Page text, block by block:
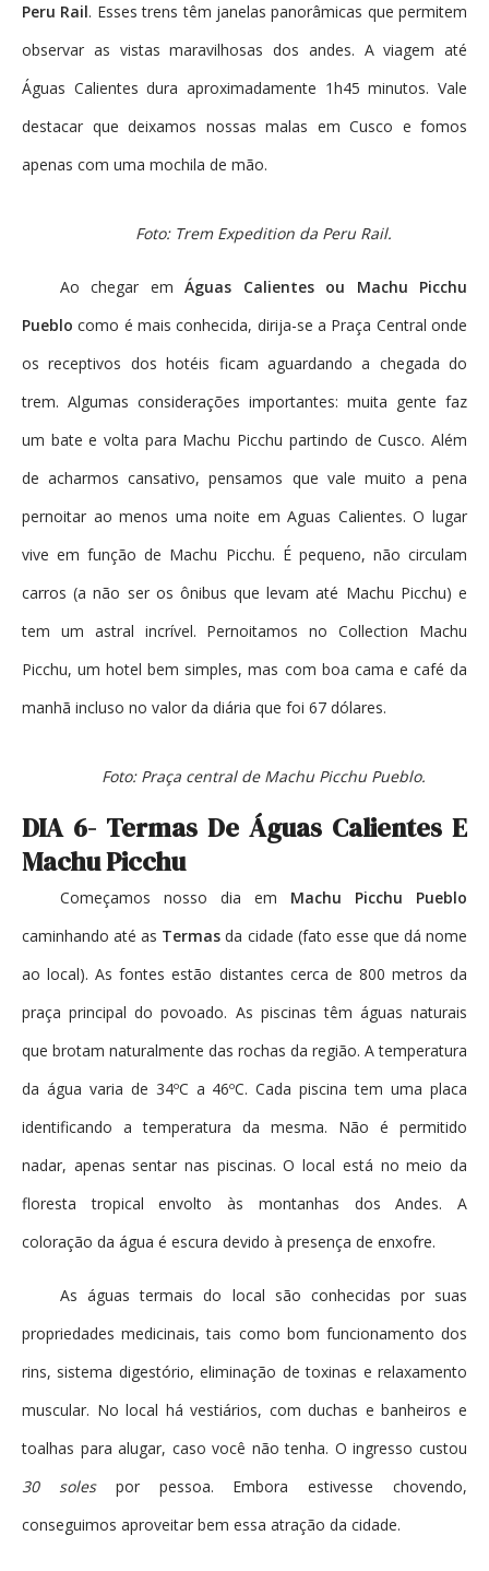
Peru Rail. Esses trens têm janelas panorâmicas que permitem
observar as vistas maravilhosas dos andes. A viagem até
Águas Calientes dura aproximadamente 1h45 minutos. Vale
destacar que deixamos nossas malas em Cusco e fomos
apenas com uma mochila de mão.
Foto: Trem Expedition da Peru Rail.
Ao chegar emÁguas Calientes ou Machu Picchu
Pueblo como é mais conhecida, dirija-se a Praça Central onde
os receptivos dos hotéis ficam aguardando a chegada do
trem. Algumas considerações importantes: muita gente faz
um bate e volta para Machu Picchu partindo de Cusco. Além
de acharmos cansativo, pensamos que vale muito a pena
pernoitar ao menos uma noite em Aguas Calientes. O lugar
vive em função de Machu Picchu. É pequeno, não circulam
carros (a não ser os ônibus que levam até Machu Picchu) e
tem um astral incrível. Pernoitamos no Collection Machu
Picchu, um hotel bem simples, mas com boa cama e café da
manhã incluso no valor da diária que foi 67 dólares.
Foto: Praça central de Machu Picchu Pueblo.
DIA 6- Termas De Águas Calientes E
Machu Picchu
Começamos nosso dia em Machu Picchu Pueblo
caminhando até as Termasda cidade (fato esse que dá nome
ao local). As fontes estão distantes cerca de 800 metros da
praça principal do povoado. As piscinas têm águas naturais
que brotam naturalmente das rochas da região. A temperatura
da água varia de 34ºC a 46ºC. Cada piscina tem uma placa
identificando a temperatura da mesma. Não é permitido
nadar, apenas sentar nas piscinas. O local está no meio da
floresta tropical envolto às montanhas dos Andes. A
coloração da água é escura devido à presença de enxofre.
As águas termais do local são conhecidas por suas
propriedades medicinais, tais como bom funcionamento dos
rins, sistema digestório, eliminação de toxinas e relaxamento
muscular. No local há vestiários, com duchas e banheiros e
toalhas para alugar, caso você não tenha. O ingresso custou
30 solespor pessoa. Embora estivesse chovendo,
conseguimos aproveitar bem essa atração da cidade.